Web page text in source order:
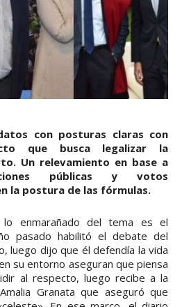
con posturas claras con
que busca legalizar la
Un relevamiento en base a
públicas y votos
la postura de las fórmulas.
enmarañado del tema es el
pasado habilitó el debate del
luego dijo que él defendía la vida
su entorno aseguran que piensa
al respecto, luego recibe a la
Granata que aseguró que